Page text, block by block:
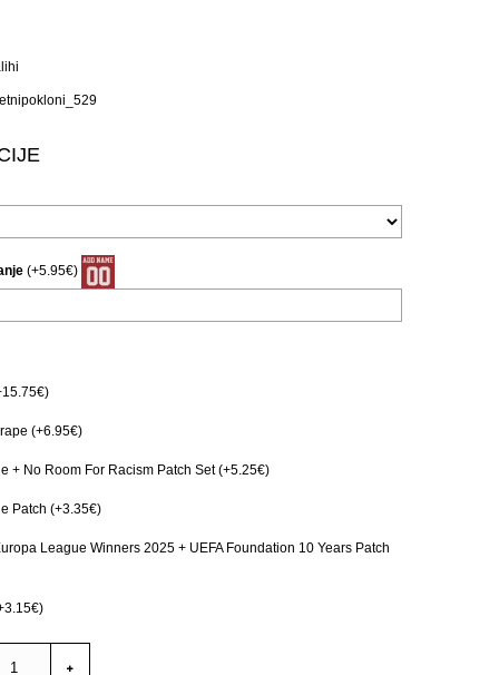
(+5.95€)
(+6.95€)
+ No Room For Racism Patch Set (+5.25€)
Patch (+3.35€)
League Winners 2025 + UEFA Foundation 10 Years Patch